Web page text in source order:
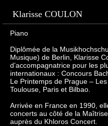
Klarisse COULON
Piano
Diplômée de la
Musique) de Berlin, Klarisse
d’accompagnatrice pour les
internationaux : Concours
Le Printemps de Prague –
Toulouse, Paris et Bilbao.
Arrivée en France en 1990,
concerts au côté de la
auprès du Khloros Concert.